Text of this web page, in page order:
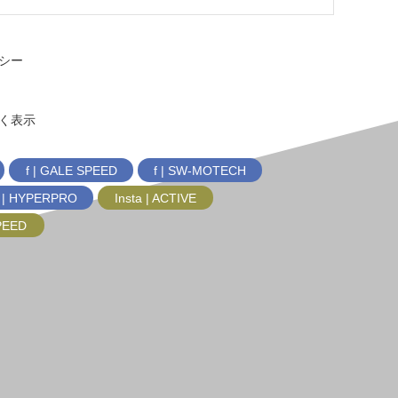
ー
表示
f | GALE SPEED
f | SW-MOTECH
HYPERPRO
Insta | ACTIVE